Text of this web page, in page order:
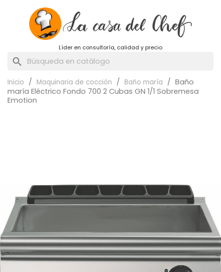
Líder en consultoría, calidad y precio
search
Inicio Maquinaria de cocción Baño maría
Baño
maría Eléctrico Fondo 700 2 Cubas GN 1/1 Sobremesa
Emotion